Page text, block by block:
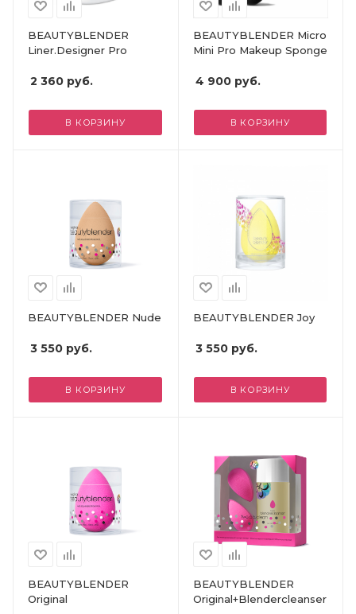
BEAUTYBLENDER
Liner.Designer Pro
2 360 руб.
В КОРЗИНУ
BEAUTYBLENDER Micro
Mini Pro Makeup Sponge
4 900руб.
В КОРЗИНУ
BEAUTYBLENDER Nude
3 550 руб.
В КОРЗИНУ
BEAUTYBLENDER Joy
3 550руб.
В КОРЗИНУ
BEAUTYBLENDER
Original
BEAUTYBLENDER
Original+Blendercleanser